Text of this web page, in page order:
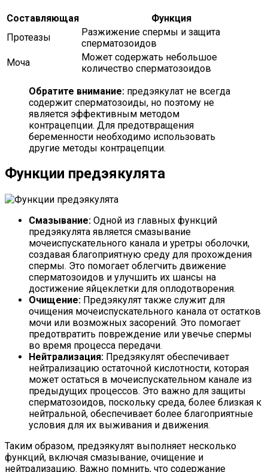
Составляющая
Функция
Протеазы
Разжижение спермы и защита
сперматозоидов
Моча
Может содержать небольшое
количество сперматозоидов
Обратите внимание: предэякулат не всегда
содержит сперматозоиды, но поэтому не
является эффективным методом
контрацепции. Для предотвращения
беременности необходимо использовать
другие методы контрацепции.
Функции предэякулята
Смазывание: Одной из главных функций
предэякулята является смазывание
мочеиспускательного канала и уретры оболочки,
создавая благоприятную среду для прохождения
спермы. Это помогает облегчить движение
сперматозоидов и улучшить их шансы на
достижение яйцеклетки для оплодотворения.
Очищение: Предэякулят также служит для
очищения мочеиспускательного канала от остатков
мочи или возможных засорений. Это помогает
предотвратить повреждение или увечье спермы
во время процесса передачи.
Нейтрализация: Предэякулят обеспечивает
нейтрализацию остаточной кислотности, которая
может остаться в мочеиспускательном канале из
предыдущих процессов. Это важно для защиты
сперматозоидов, поскольку среда, более близкая к
нейтральной, обеспечивает более благоприятные
условия для их выживания и движения.
Таким образом, предэякулят выполняет несколько
функций, включая смазывание, очищение и
нейтрализацию. Важно помнить, что содержание